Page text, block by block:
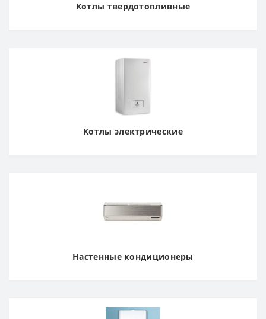
Котлы твердотопливные
Котлы электрические
Настенные кондиционеры